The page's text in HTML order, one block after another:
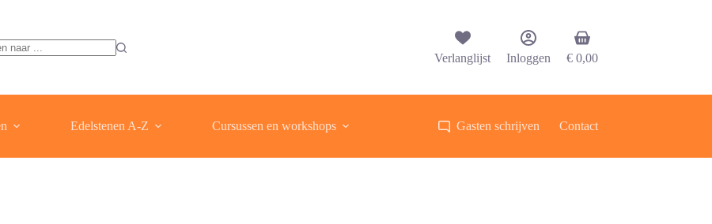
Verlanglijst Inloggen
Winkelwagen
€ 0,00
Edelstenen A-Z Cursussen en workshops Gasten schrijven Contact